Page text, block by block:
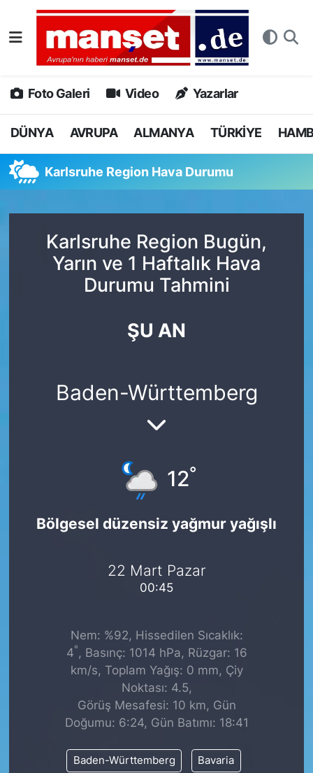
Foto Galeri Video Yazarlar
DÜNYA AVRUPA ALMANYA TÜRKİYE
Karlsruhe Region Hava Durumu
Karlsruhe Region Bugün,
Yarın ve 1 Haftalık Hava
Durumu Tahmini
ŞU AN
Baden-Württemberg
12°
Bölgesel düzensiz yağmur yağışlı
22 Mart Pazar
00:45
Nem: %92, Hissedilen Sıcaklık:
4° , Basınç: 1014 hPa, Rüzgar: 16
km/s, Toplam Yağış: 0 mm, Çiy
Noktası: 4.5,
Görüş Mesafesi: 10 km, Gün
Doğumu: 6:24, Gün Batımı: 18:41
Baden-Württemberg Bavaria
DÜNYA
AVRUPA
ALMANYA
SPOR
DEUTSCH
Nöbetçi Eczaneler
Hava Durumu
Namaz Vakitleri
Tüm Manşetler
Son Dakika Haberleri